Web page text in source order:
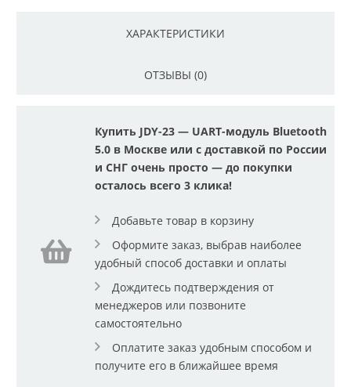
ХАРАКТЕРИСТИКИ
ОТЗЫВЫ (0)
Купить JDY-23 — UART-модуль Bluetooth
5.0 в Москве или с доставкой по России
и СНГ очень просто — до покупки
осталось всего 3 клика!
Добавьте товар в корзину
Оформите заказ, выбрав наиболее
удобный способ доставки и оплаты
Дождитесь подтверждения от
менеджеров или позвоните
самостоятельно
Оплатите заказ удобным способом и
получите его в ближайшее время